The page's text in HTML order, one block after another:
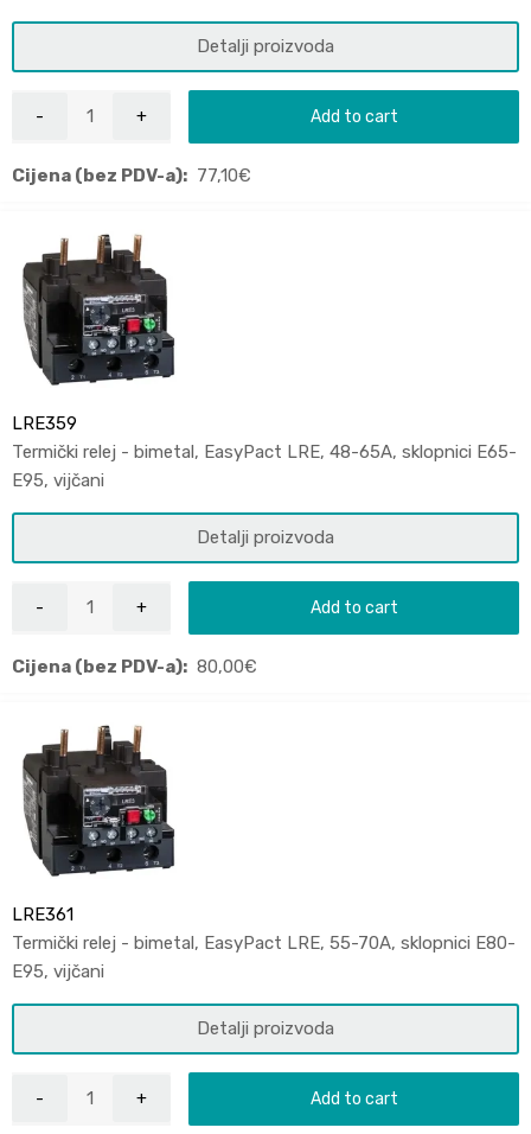
Detalji proizvoda
Add to cart
Cijena (bez PDV-a): 77,10€
LRE359
Termički relej - bimetal, EasyPact LRE, 48-65A, sklopnici E65-
E95, vijčani
Detalji proizvoda
Add to cart
Cijena (bez PDV-a): 80,00€
LRE361
Termički relej - bimetal, EasyPact LRE, 55-70A, sklopnici E80-
E95, vijčani
Detalji proizvoda
Add to cart